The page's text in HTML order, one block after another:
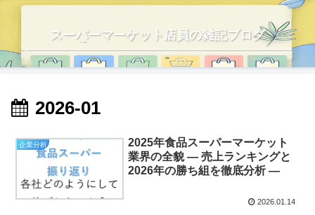
スーパーマーケット店員の雑記ブログ
2026-01
企業分析
2025年食品スーパーマーケット
業界の全貌 ― 売上ランキングと
2026年の勝ち組を徹底分析 ―
2026.01.14